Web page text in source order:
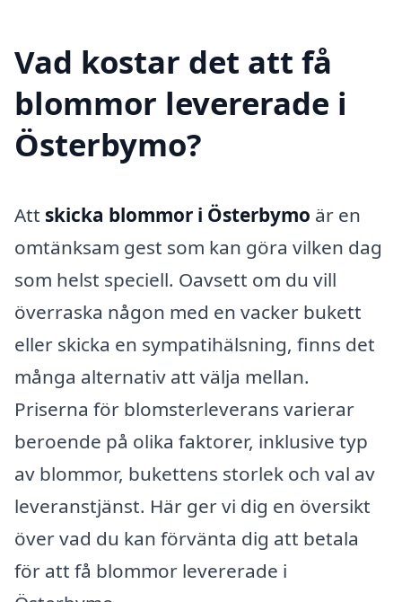
Vad kostar det att få
blommor levererade i
Österbymo?
Att skicka blommor i Österbymo är en
omtänksam gest som kan göra vilken dag
som helst speciell. Oavsett om du vill
överraska någon med en vacker bukett
eller skicka en sympatihälsning, finns det
många alternativ att välja mellan.
Priserna för blomsterleverans varierar
beroende på olika faktorer, inklusive typ
av blommor, bukettens storlek och val av
leveranstjänst. Här ger vi dig en översikt
över vad du kan förvänta dig att betala
för att få blommor levererade i